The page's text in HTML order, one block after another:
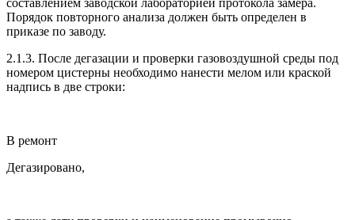
составлением заводской лабораторией протокола замера.
Порядок повторного анализа должен быть определен в
приказе по заводу.
2.1.3. После дегазации и проверки газовоздушной среды под
номером цистерны необходимо нанести мелом или краской
надпись в две строки:
В ремонт
Дегазировано,